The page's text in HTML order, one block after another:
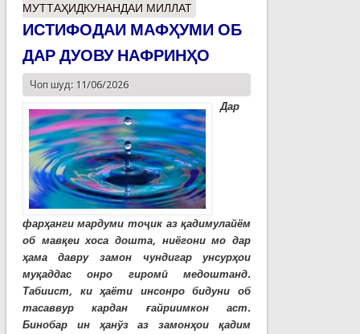
МУТТАҲИДКУНАНДАИ МИЛЛАТ
ИСТИФОДАИ МАФҲУМИ ОБ
ДАР ДУОВУ НАФРИНҲО
Чоп шуд: 11/06/2026
Дар
фарҳанги мардуми тоҷик аз қадимулайём
об мавқеи хоса дошта, ниёгони мо дар
ҳама давру замон чундигар унсурҳои
муқаддас онро гиромӣ медоштанд.
Табиист, ки ҳаёти инсонро бидуни об
тасаввур кардан ғайриимкон аст.
Бинобар ин ҳанўз аз замонҳои қадим